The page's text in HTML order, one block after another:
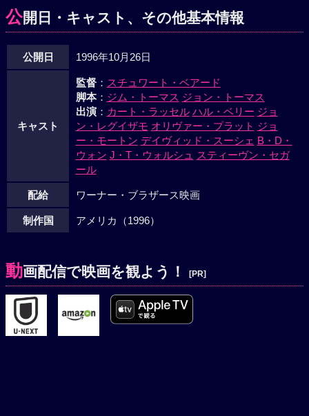
ン（ハル・ベリー）と連絡を取り、彼女の強力を得て、一歩
一歩作戦を進めていく。一方、侵入者の存在に気づいたハッ
れ、海軍戦闘機がジャンボ機に迫っていた。グラントたちは
機転を効かし、ジャンボ機の機体のランプを利用したモール
ス信号で爆撃機のパイロットに無事を知らせ、撃墜の危機は
回避された。ジーンの機転でスリーパーを見破ったグラント
は、機内に乗っていた警官との連携でスリーパーを倒し、起
爆装置は解除された。銃撃戦が開始され、テロリスト一味は
全員倒されるが、ハッサンがパイロットたちを射殺したた
め、操縦する者のいない機は失速する。小型飛行機の操縦経
験しかないグラントが操縦桿を握り、ジーンの協力で着陸を
試みた。危機一髪、機は無事に着陸に成功し、乗客の生命は
救われた。
公開日・キャスト、その他基本情報
公開日 1996年10月26日
キャスト
監督： スチュワート・ベアード
脚本： ジム・トーマス ジョン・トーマス
出演： カート・ラッセル ハル・ベリー ジョ
ン・レグイザモ オリヴァー・プラット ジョ
ー・モートン デイヴィッド・スーシェ B・D・
ウォン J・T・ウォルシュ スティーヴン・セガ
ール
配給 ワーナー・ブラザース映画
制作国 アメリカ（1996）
動画配信で映画を観よう！ [PR]